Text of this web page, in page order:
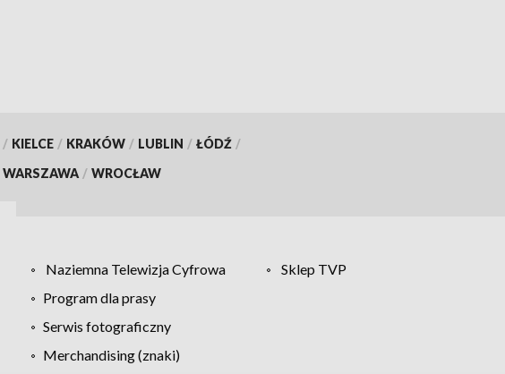
/ KIELCE / KRAKÓW / LUBLIN / ŁÓDŹ /
WARSZAWA / WROCŁAW
Naziemna Telewizja Cyfrowa
Sklep TVP
Program dla prasy
Serwis fotograficzny
Merchandising (znaki)